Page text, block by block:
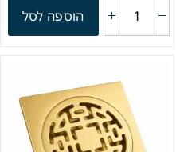
הוספה לסל